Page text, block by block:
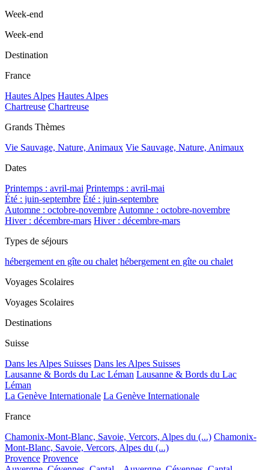
Week-end
Week-end
Destination
France
Hautes Alpes Hautes Alpes
Chartreuse Chartreuse
Grands Thèmes
Vie Sauvage, Nature, Animaux Vie Sauvage, Nature, Animaux
Dates
Printemps : avril-mai Printemps : avril-mai
Été : juin-septembre Été : juin-septembre
Automne : octobre-novembreAutomne : octobre-novembre
Hiver : décembre-mars Hiver : décembre-mars
Types de séjours
hébergement en gîte ou chalet hébergement en gîte ou chalet
Voyages Scolaires
Voyages Scolaires
Destinations
Suisse
Dans les Alpes Suisses Dans les Alpes Suisses
Lausanne & Bords du Lac Léman Lausanne & Bords du Lac
Léman
La Genève Internationale La Genève Internationale
France
Chamonix-Mont-Blanc, Savoie, Vercors, Alpes du (...) Chamonix-
Mont-Blanc, Savoie, Vercors, Alpes du (...)
Provence Provence